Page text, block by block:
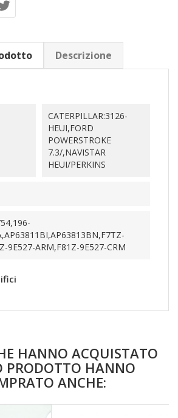
Descrizione
CATERPILLAR:3126-
HEUI,FORD
POWERSTROKE
7.3/,NAVISTAR
HEUI/PERKINS
9E527-ARM,F81Z-9E527-CRM
HANNO ACQUISTATO
PRODOTTO HANNO
ANCHE: